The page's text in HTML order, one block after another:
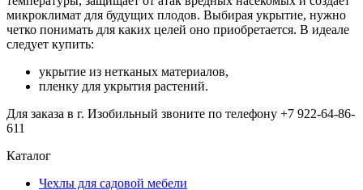
микроклимат для будущих плодов. Выбирая укрытие, нужно
четко понимать для каких целей оно приобретается. В идеале
следует купить:
укрытие из нетканых материалов,
пленку для укрытия растений.
Для заказа в г. Изобильный звоните по телефону +7 922-64-86-
611
Каталог
Чехлы для садовой мебели